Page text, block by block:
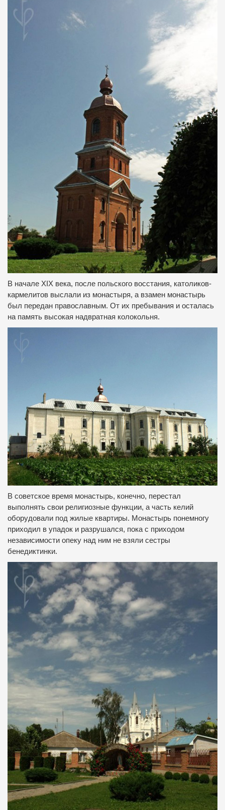
В начале XIX века, после польского восстания, католиков-
кармелитов выслали из монастыря, а взамен монастырь
был передан православным. От их пребывания и осталась
на память высокая надвратная колокольня.
В советское время монастырь, конечно, перестал
выполнять свои религиозные функции, а часть келий
оборудовали под жилые квартиры. Монастырь понемногу
приходил в упадок и разрушался, пока с приходом
независимости опеку над ним не взяли сестры
бенедиктинки.